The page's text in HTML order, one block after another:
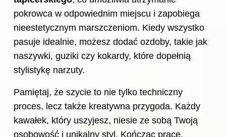
pokrowca w odpowiednim miejscu i zapobiega
nieestetycznym marszczeniom. Kiedy wszystko
pasuje idealnie, możesz dodać ozdoby, takie jak
naszywki, guziki czy kokardy, które dopełnią
stylistykę narzuty.
Pamiętaj, że szycie to nie tylko techniczny
proces, lecz także kreatywna przygoda. Każdy
kawałek, który uszyjesz, niesie ze sobą Twoją
osobowość i unikalny styl. Kończąc pracę,